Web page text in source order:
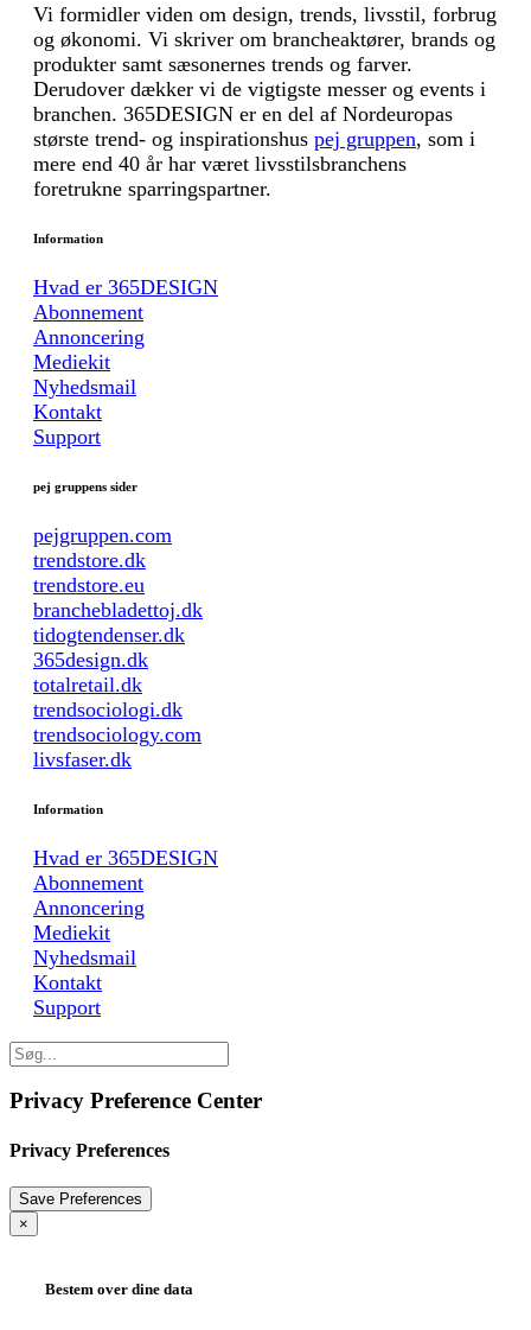
Vi formidler viden om design, trends, livsstil, forbrug
og økonomi. Vi skriver om brancheaktører, brands og
produkter samt sæsonernes trends og farver.
Derudover dækker vi de vigtigste messer og events i
branchen. 365DESIGN er en del af Nordeuropas
største trend- og inspirationshus pej gruppen, som i
mere end 40 år har været livsstilsbranchens
foretrukne sparringspartner.
Information
Hvad er 365DESIGN
Abonnement
Annoncering
Mediekit
Nyhedsmail
Kontakt
Support
pej gruppens sider
pejgruppen.com
trendstore.dk
trendstore.eu
branchebladettoj.dk
tidogtendenser.dk
365design.dk
totalretail.dk
trendsociologi.dk
trendsociology.com
livsfaser.dk
Information
Hvad er 365DESIGN
Abonnement
Annoncering
Mediekit
Nyhedsmail
Kontakt
Support
Privacy Preference Center
Privacy Preferences
×
Bestem over dine data